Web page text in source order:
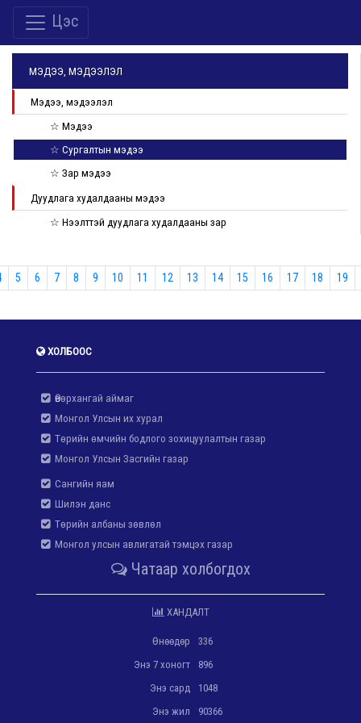
Цэс
МЭДЭЭ, МЭДЭЭЛЭЛ
Мэдээ, мэдээлэл
☆ Мэдээ
☆ Сургалтын мэдээ
☆ Зар мэдээ
Дуудлага худалдааны мэдээ
☆ Нээлттэй дуудлага худалдааны зар
5 6 7 8 9 10 11 12 13 14 15 16 17 18 19
ХОЛБООС
Өвөрхангай аймаг
Монгол Улсын их хурал
Төрийн өмчийн бодлого зохицуулалтын газар
Монгол Улсын Засгийн газар
Сангийн яам
Шилэн данс
Төрийн албаны зөвлөл
Монгол улсын авлигатай тэмцэх газар
Чатаар холбогдох
ХАНДАЛТ
Өнөөдөр
336
Энэ 7 хоногт
896
Энэ сард
1048
Энэ жил
90366